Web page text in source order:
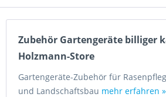
Zubehör Gartengeräte billiger
Holzmann-Store
Gartengeräte-Zubehör für
und Landschaftsbau mehr erfahren »